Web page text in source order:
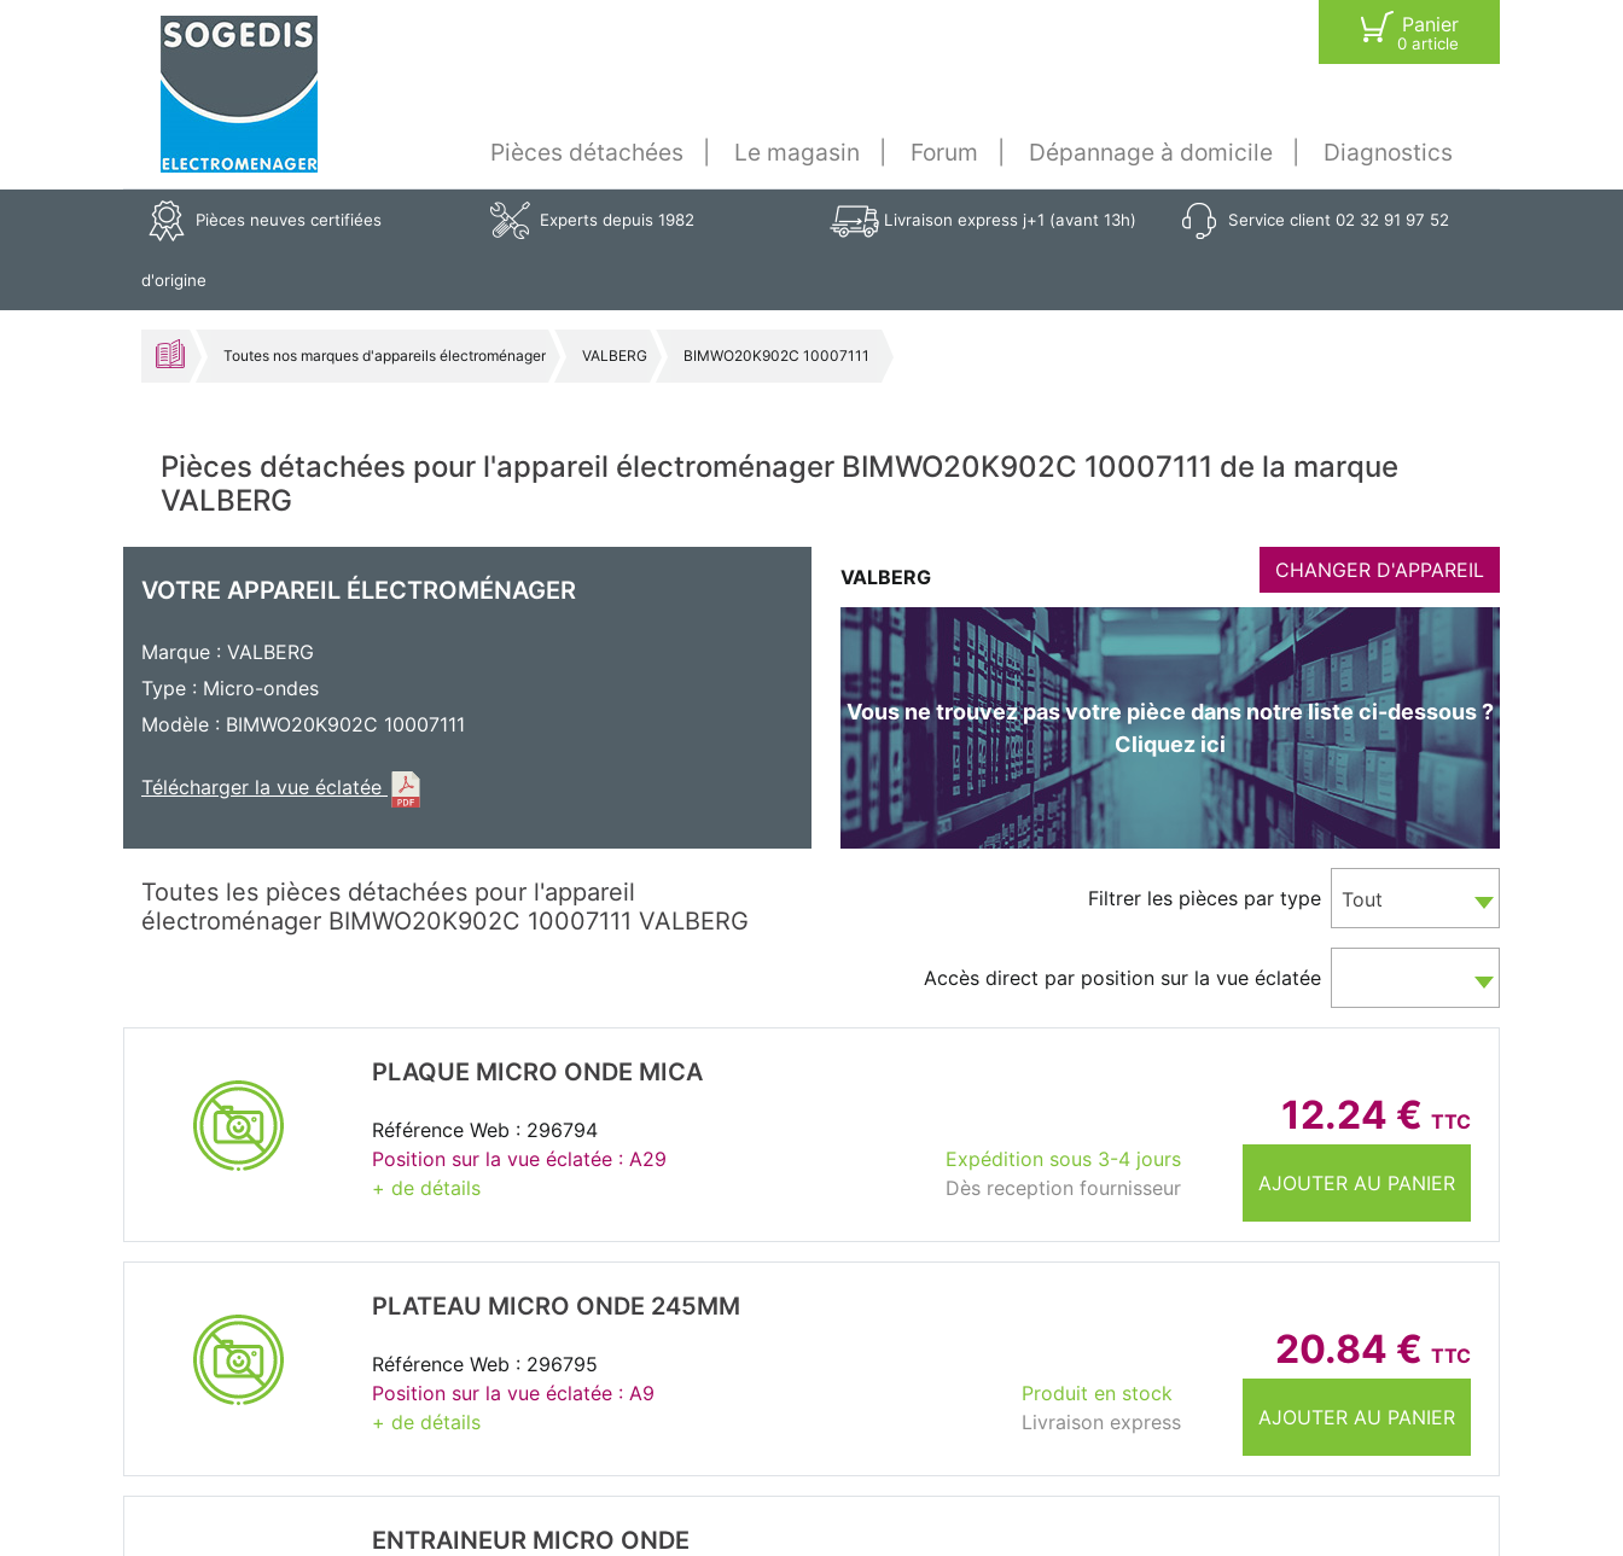
Panier
0 article
Pièces détachées Le magasin Forum Dépannage à domicile Diagnostics
Pièces neuves certifiées
d'origine
Experts depuis 1982 Livraison express j+1 (avant 13h) Service client 02 32 91 97 52
Toutes nos marques d'appareils électroménager VALBERG BIMWO20K902C 10007111
Pièces détachées pour l'appareil électroménager BIMWO20K902C 10007111 de la marque
VALBERG
VOTRE APPAREIL ÉLECTROMÉNAGER
Marque : VALBERG
Type : Micro-ondes
Modèle : BIMWO20K902C 10007111
Télécharger la vue éclatée
VALBERG CHANGER D'APPAREIL
Vous ne trouvez pas votre pièce dans notre liste ci-dessous ?
Cliquez ici
Toutes les pièces détachées pour l'appareil
électroménager BIMWO20K902C 10007111 VALBERG
Filtrer les pièces par type Tout
Accès direct par position sur la vue éclatée
12.24 € TTC
AJOUTER AU PANIER
Expédition sous 3-4 jours
Dès reception fournisseur
PLAQUE MICRO ONDE MICA
Référence Web : 296794
Position sur la vue éclatée : A29
+ de détails
20.84 € TTC
AJOUTER AU PANIER
Produit en stock
Livraison express
PLATEAU MICRO ONDE 245MM
Référence Web : 296795
Position sur la vue éclatée : A9
+ de détails
ENTRAINEUR MICRO ONDE